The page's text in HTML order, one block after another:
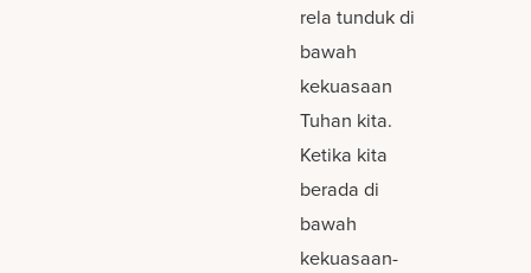
rela tunduk di
bawah
kekuasaan
Tuhan kita.
Ketika kita
berada di
bawah
kekuasaan-